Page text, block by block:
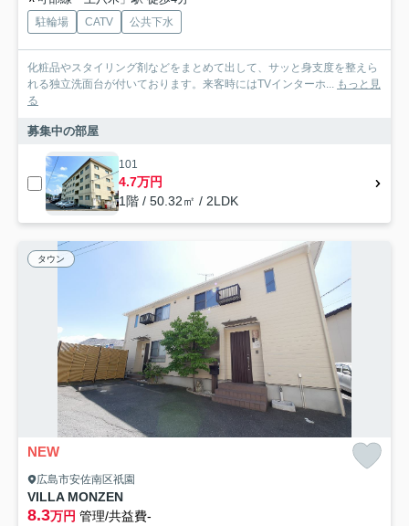
駐輪場 CATV 公共下水
化粧品やスタイリング剤などをまとめて出して、サッと身支度を整えら
れる独立洗面台が付いております。来客時にはTVインターホ... もっと見
る
募集中の部屋
101
4.7万円
1階 / 50.32㎡ / 2LDK
タウン
NEW
広島市安佐南区祇園
VILLA MONZEN
8.3万円 管理/共益費-